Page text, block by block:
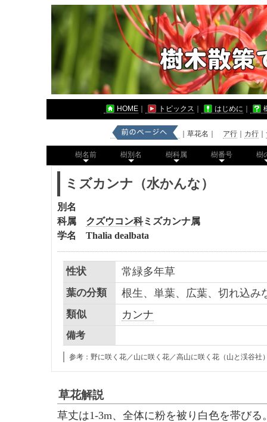
HOME トピックス はじめに
｜草花名｜ ア行 カ行
樹名前 樹別名 樹科属 樹番号 樹
ミズカンナ（水かんな）
別名
科属 クズウコン科ミズカンナ属
学名 Thalia dealbata
性状 常緑多年草
葉の分類 根生、単葉、広葉、切れ込み
類似 カンナ
備考
参考：野に咲く花／山に咲く花／高山に咲く花（山と渓谷社
草花解説
草丈は1-3m、全体に粉を被り白色を帯び